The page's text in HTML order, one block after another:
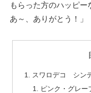
もらった方のハッピ
あ～、ありがとう！」
スワロデコ シン
ピンク・グレー